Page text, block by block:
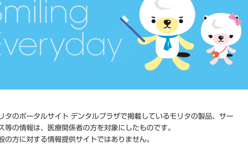
タのポータルサイト デンタルプラザで掲載しているモリタの製品、サー
等の情報は、医療関係者の方を対象にしたものです。
の方に対する情報提供サイトではありません。
Laboratory Carbide Bur
歯科技工用カーバイド切削器具
品目コード 2062900191364
標準価格
ネット会員登